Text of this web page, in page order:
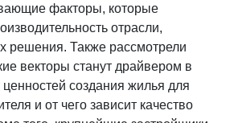
факторы, которые
отрасли,
решения. Также рассмотрели
векторы станут драйвером в
ценностей создания жилья для
и от чего зависит качество